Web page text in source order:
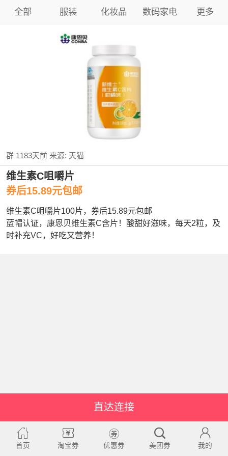
全部 服装 化妆品 数码家电 更多
群 1183天前来源: 天猫
维生素C咀嚼片
券后15.89元包邮
维生素C咀嚼片100片，券后15.89元包邮
蓝帽认证，康恩贝维生素C含片！酸甜好滋味，每天2粒，及
时补充VC，好吃又营养！
直达连接
首页 淘宝券 优惠券 美团券 我的